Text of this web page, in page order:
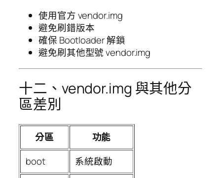
使用官方 vendor.img
避免刷錯版本
確保 Bootloader 解鎖
避免刷其他型號 vendor.img
十二、vendor.img 與其他分
區差別
分區
功能
boot
系統啟動